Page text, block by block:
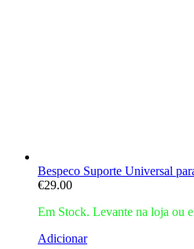
Bespeco Suporte Universal
€29.00
Em Stock. Levante na loja ou
Adicionar